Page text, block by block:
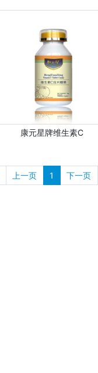
康元星牌维生素C
上一页 1 下一页